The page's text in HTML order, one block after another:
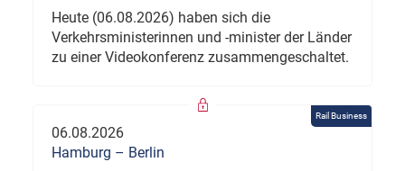
Heute (06.08.2026) haben sich die
Verkehrsministerinnen und -minister der Länder
zu einer Videokonferenz zusammengeschaltet.
Rail Business
06.08.2026
Hamburg – Berlin